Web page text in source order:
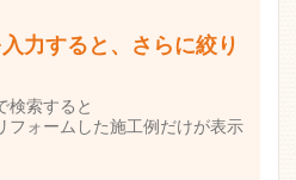
力すると、さらに絞り
索すると
フォームした施工例だけが表示